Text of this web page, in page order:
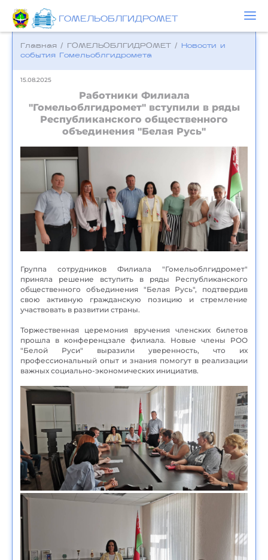
ГОМЕЛЬОБЛГИДРОМЕТ
Главная / ГОМЕЛЬОБЛГИДРОМЕТ /
Новости и
события Гомельоблгидромета
15.08.2025
Работники Филиала
"Гомельоблгидромет" вступили в ряды
Республиканского общественного
объединения "Белая Русь"
Группа сотрудников Филиала "Гомельоблгидромет"
приняла решение вступить в ряды Республиканского
общественного объединения "Белая Русь", подтвердив
свою активную гражданскую позицию и стремление
участвовать в развитии страны.
Торжественная церемония вручения членских билетов
прошла в конференцзале филиала. Новые члены РОО
"Белой Руси" выразили уверенность, что их
профессиональный опыт и знания помогут в реализации
важных социально-экономических инициатив.